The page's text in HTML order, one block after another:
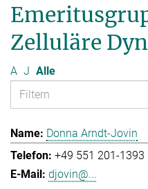
Zelluläre
A J Alle
Donna Arndt-Jovin
+49 551 201-1393
djovin@...